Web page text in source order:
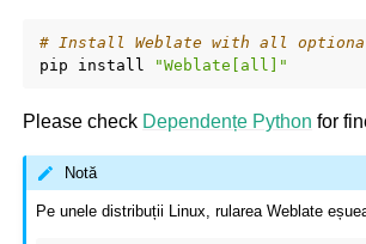
# Install Weblate with all optional
pip
install "Weblate[all]"
Please check Dependențe Python for
Notă
Pe unele distribuții Linux, rularea Weblate